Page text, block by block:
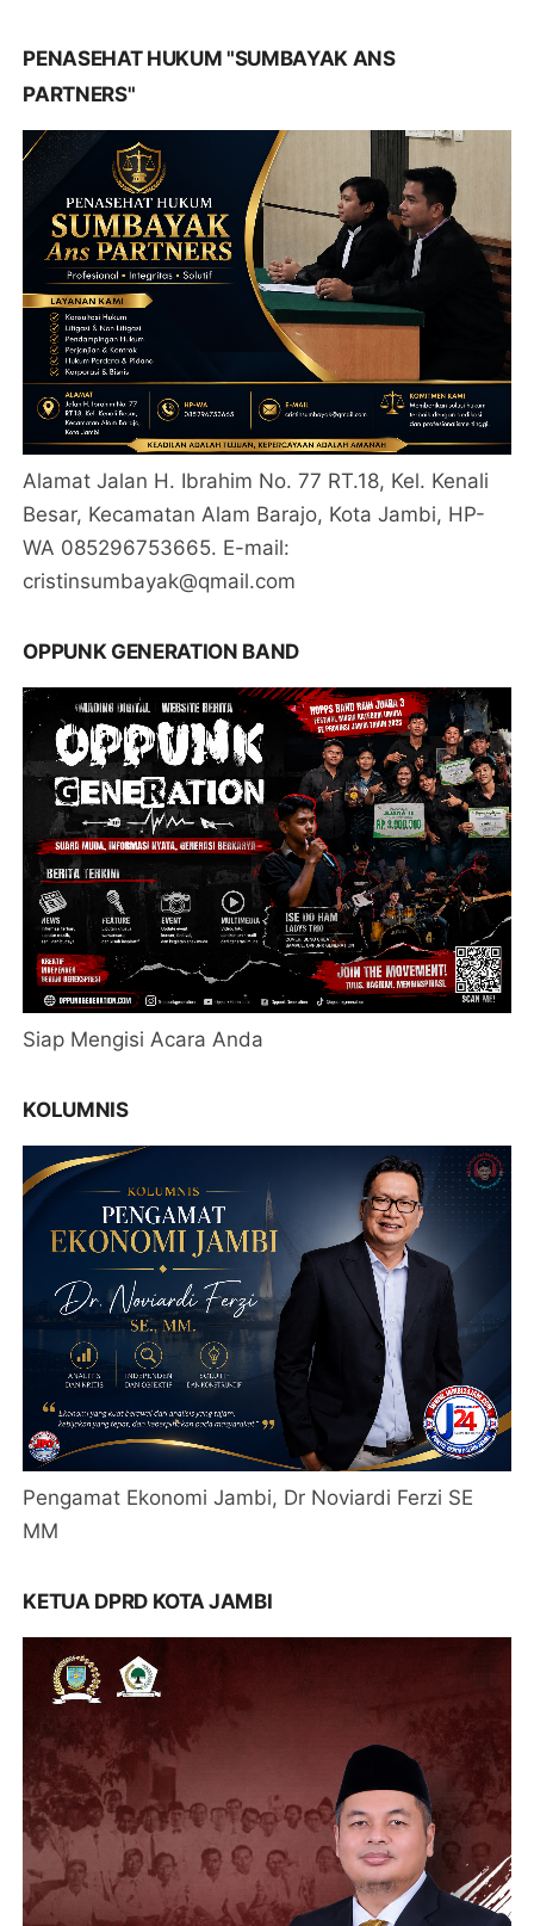
PENASEHAT HUKUM "SUMBAYAK ANS
PARTNERS"
Alamat Jalan H. Ibrahim No. 77 RT.18, Kel. Kenali
Besar, Kecamatan Alam Barajo, Kota Jambi, HP-
WA 085296753665. E-mail:
cristinsumbayak@qmail.com
OPPUNK GENERATION BAND
Siap Mengisi Acara Anda
KOLUMNIS
Pengamat Ekonomi Jambi, Dr Noviardi Ferzi SE
MM
KETUA DPRD KOTA JAMBI